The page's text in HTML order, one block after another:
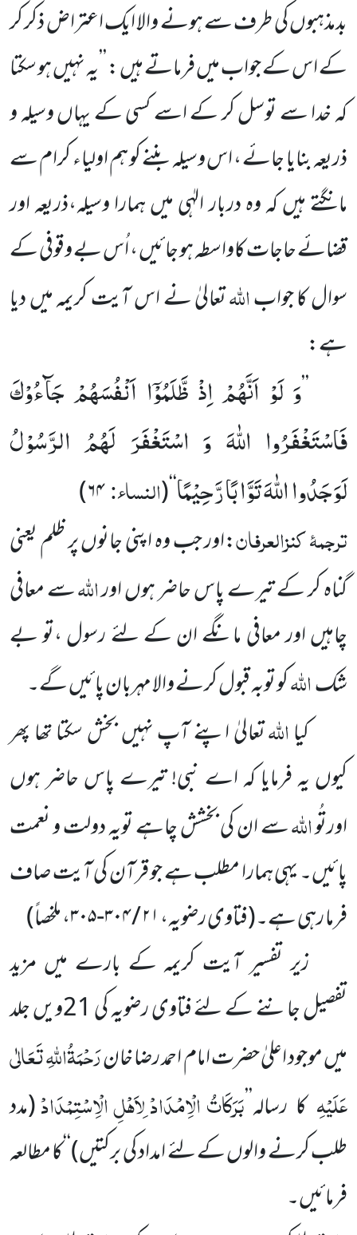
بدمذہبوں کی طرف سے ہونے والا ایک اعتراض ذکر کر
کے اس کے جواب میں فرماتے ہیں : ’’یہ نہیں ہو سکتا
کہ خدا سے توسل کر کے اسے کسی کے یہاں وسیلہ و
ذریعہ بنایا جائے ، اس وسیلہ بننے کو ہم اولیاء کرام سے
مانگتے ہیں کہ وہ دربار الہٰی میں ہمارا وسیلہ،ذریعہ اور
قضائے حاجات کاواسطہ ہو جائیں ، اُس بے وقوفی کے
سوال کا جواباللہتعالیٰ نے اس آیت کریمہ میں دیا
ہے:
’’وَ لَوْ اَنَّهُمْ اِذْ ظَّلَمُوْۤا اَنْفُسَهُمْ جَآءُوْكَ
فَاسْتَغْفَرُوا اللّٰهَ وَ اسْتَغْفَرَ لَهُمُ الرَّسُوْلُ
لَوَجَدُوا اللّٰهَ تَوَّابًا رَّحِیْمًا‘‘
(النساء:۶۴)
ترجمۂکنزالعرفان:اور جب وہ اپنی جانوں پر ظلم یعنی
گناہ کر کے تیرے پاس حاضر ہوں اوراللہسے معافی
چاہیں اور معافی مانگے ان کے لئے رسول ،تو بے
شکاللہکو توبہ قبول کرنے والا مہربان پائیں گے۔
کیااللہتعالیٰ اپنے آپ نہیں بخش سکتا تھا پھر
کیوں یہ فرمایا کہ اے نبی! تیرے پاس حاضر ہوں
اورتُواللہسے ان کی بخشش چاہے تویہ دولت و نعمت
پائیں۔ یہی ہمارا مطلب ہے جو قرآن کی آیت صاف
فرما رہی ہے۔(فتاوی رضویہ،۲۱ / ۳۰۴-۳۰۵
، ملخصاً)
زیر تفسیر آیت کریمہ کے بارے میں مزید
تفصیل جاننے کے لئے فتاوی رضویہ کی 21ویں جلد
میں موجود اعلیٰ حضرت امام احمد رضا خانرَحْمَۃُاللہِ تَعَالٰی
عَلَیْہِکا رسالہ’’بَرَکَاتُ الْاِمْدَادْ لِاَہْلِ الْاِسْتِمْدَادْ(مدد
طلب کرنے والوں کے لئے امداد کی برکتیں)‘‘کا مطالعہ
فرمائیں۔